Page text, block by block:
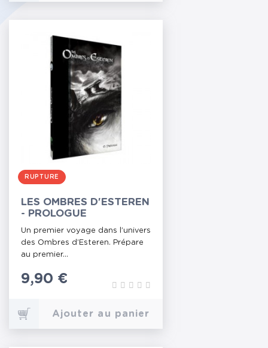
RUPTURE
LES OMBRES D'ESTEREN
- PROLOGUE
Un premier voyage dans l’univers
des Ombres d’Esteren. Prépare
au premier...
Prix
9,90 €
Ajouter au panier